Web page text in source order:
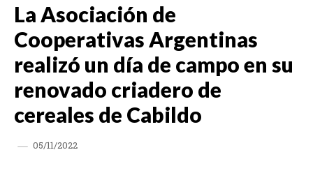
La Asociación de
Cooperativas Argentinas
realizó un día de campo en su
renovado criadero de
cereales de Cabildo
05/11/2022